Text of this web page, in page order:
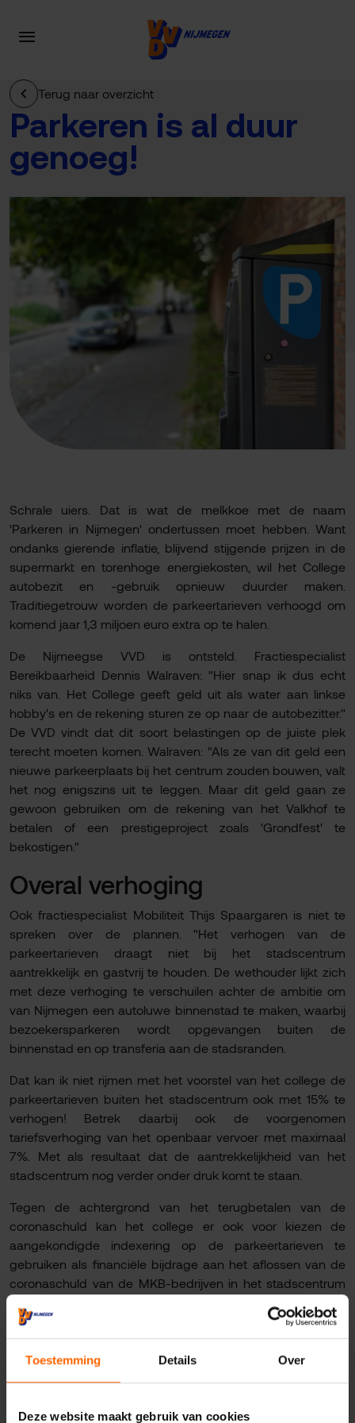
Toestemming Details Over
Deze website maakt gebruik van cookies
Terug naar overzicht
Parkeren is al duur
genoeg!
Schrale uiers. Dat is wat de melkkoe met de naam
'Parkeren in Nijmegen' ondertussen moet hebben. Want
ondanks gierende inflatie, blijvend stijgende prijzen in de
supermarkt en torenhoge energiekosten, wil het College
autobezit en -gebruik opnieuw duurder maken.
Traditiegetrouw worden de parkeertarieven verhoogd om
komend jaar 1,3 miljoen euro extra op te halen.
De Nijmeegse VVD is ontsteld. Fractiespecialist
Bereikbaarheid Dennis Walraven: "Hier snap ik dus echt
niks van. Het College geeft geld uit als water aan linkse
hobby's en de rekening sturen ze op naar de autobezitter."
De VVD vindt dat dit soort belastingen op de juiste plek
terecht moeten komen. Walraven: "Als ze van dit geld een
nieuwe parkeerplaats bij het centrum zouden bouwen, valt
het nog enigszins uit te leggen. Maar dit geld gaan ze
gewoon gebruiken om de rekening van het Valkhof te
betalen of een prestigeproject zoals 'Grondfest' te
bekostigen."
Overal verhoging
Ook fractiespecialist Mobiliteit Thijs Spaargaren is niet te
spreken over de plannen. "Het verhogen van de
parkeertarieven draagt niet bij het stadscentrum
aantrekkelijk en gastvrij te houden. De wethouder lijkt zich
met deze verhoging te verschuilen achter de ambitie om
van Nijmegen een autoluwe binnenstad te maken, waarbij
bezoekersparkeren wordt opgevangen buiten de
binnenstad en op transferia aan de stadsranden.
Dat kan ik niet rijmen met het voorstel van het college de
parkeertarieven buiten het stadscentrum ook met 15% te
verhogen! Betrek daarbij ook de voorgenomen
tariefsverhoging van het openbaar vervoer met maximaal
7%. Met als resultaat dat de aantrekkelijkheid van het
stadscentrum nog verder onder druk komt te staan.
Tegen de achtergrond van het terugbetalen van de
coronaschuld kan het college er ook voor kiezen de
aangekondigde indexering op de parkeertarieven te
gebruiken als financiële bijdrage aan het aflossen van de
coronaschuld van de MKB-bedrijven in het stadscentrum
Nijmeegse VVD voorstellen indienen tegen deze
tariefverhoging.